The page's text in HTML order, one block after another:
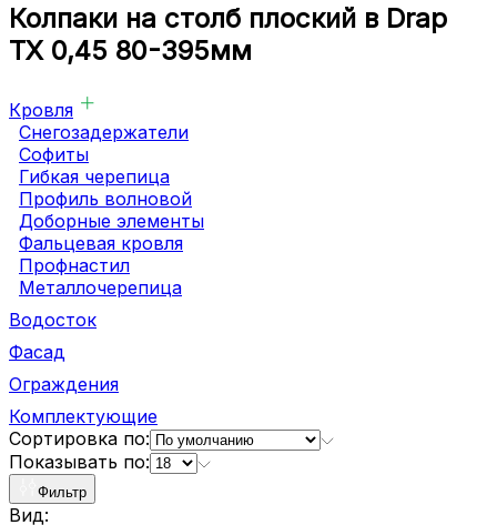
Колпаки на столб плоский в Drap
TX 0,45 80-395мм
Кровля
Снегозадержатели
Софиты
Гибкая черепица
Профиль волновой
Доборные элементы
Фальцевая кровля
Профнастил
Металлочерепица
Водосток
Фасад
Ограждения
Комплектующие
Сортировка по:
Показывать по:
Фильтр
Вид: